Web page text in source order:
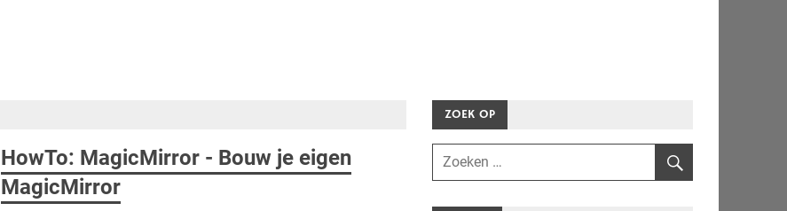
HowTo: MagicMirror - Bouw je eigen
MagicMirror
ZOEK OP